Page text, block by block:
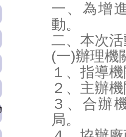
一、為增
動。
二、本次
(一)辦理機
１、指導
２、主辦
３、合辦
局。